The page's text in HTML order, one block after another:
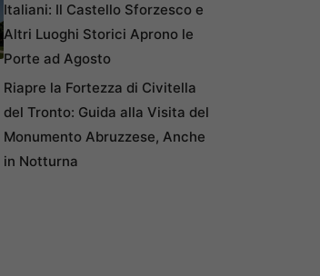
Italiani: Il Castello Sforzesco e
Altri Luoghi Storici Aprono le
Porte ad Agosto
Riapre la Fortezza di Civitella
del Tronto: Guida alla Visita del
Monumento Abruzzese, Anche
in Notturna